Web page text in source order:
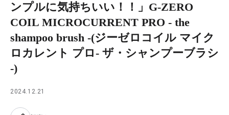
ンプルに気持ちいい！！」G-ZERO
COIL MICROCURRENT PRO - the
shampoo brush -(ジーゼロコイル マイク
ロカレント プロ- ザ・シャンプーブラシ
-)
2024.12.21